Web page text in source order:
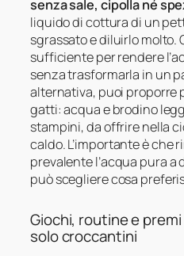
senza sale, cipolla né
liquido di cottura di un
sgrassato e diluirlo molto.
sufficiente per rendere
senza trasformarla in un
alternativa, puoi proporre
gatti: acqua e brodino
stampini, da offrire nella
caldo. L’importante è che
prevalente l’acqua pura
può scegliere cosa
Giochi, routine e
solo croccantini